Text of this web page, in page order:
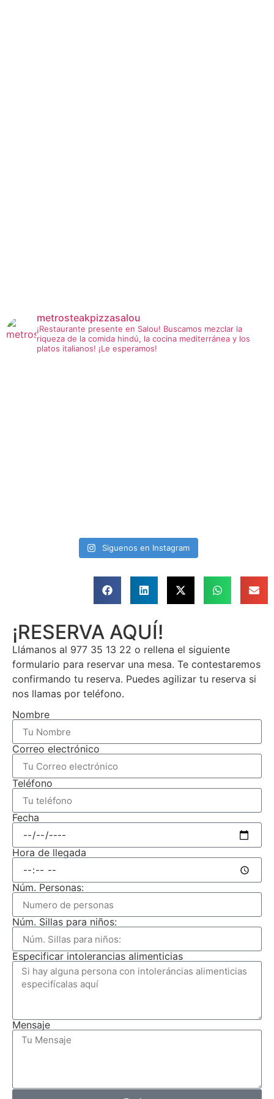
metrosteakpizzasalou
¡Restaurante presente en Salou! Buscamos mezclar la
riqueza de la comida hindú, la cocina mediterránea y los
platos italianos! ¡Le esperamos!
Siguenos en Instagram
¡RESERVA AQUÍ!
Llámanos al 977 35 13 22 o rellena el siguiente
formulario para reservar una mesa. Te contestaremos
confirmando tu reserva. Puedes agilizar tu reserva si
nos llamas por teléfono.
Nombre
Correo electrónico
Teléfono
Fecha
Hora de llegada
Núm. Personas:
Núm. Sillas para niños:
Especificar intolerancias alimenticias
Mensaje